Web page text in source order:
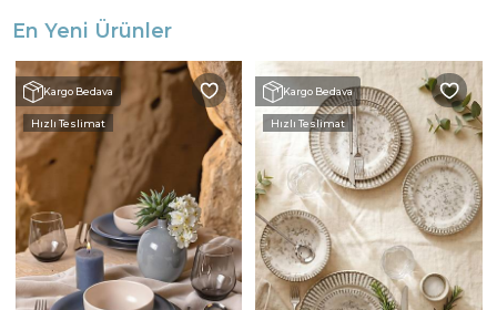
En Yeni Ürünler
Kargo Bedava
Hızlı Teslimat
Kargo Bedava
Hızlı Teslimat